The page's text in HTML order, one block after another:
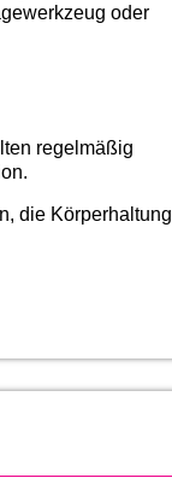
oder
regelmäßig
die Körperhaltung